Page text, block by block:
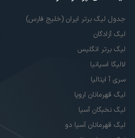
جدول لیگ برتر ایران (خلیج فارس)
لیگ آزادگان
لیگ برتر انگلیس
لالیگا اسپانیا
سری آ ایتالیا
لیگ قهرمانان اروپا
لیگ نخبگان آسیا
لیگ قهرمانان آسیا دو